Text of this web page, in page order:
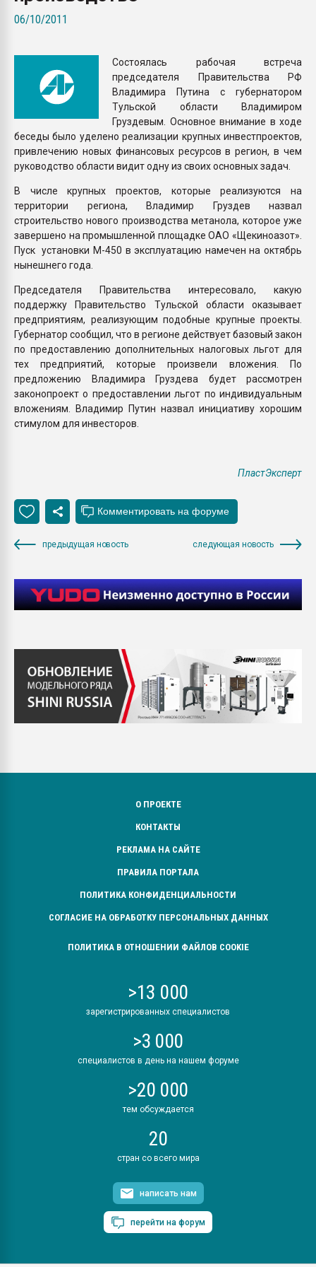
06/10/2011
Cостоялась рабочая встреча
председателя Правительства РФ
Владимира Путина с губернатором
Тульской области Владимиром
Груздевым. Основное внимание в ходе
беседы было уделено реализации крупных инвестпроектов,
привлечению новых финансовых ресурсов в регион, в чем
руководство области видит одну из своих основных задач.
В числе крупных проектов, которые реализуются на
территории региона, Владимир Груздев назвал
строительство нового производства метанола, которое уже
завершено на промышленной площадке ОАО «Щекиноазот».
Пуск установки М-450 в эксплуатацию намечен на октябрь
нынешнего года.
Председателя Правительства интересовало, какую
поддержку Правительство Тульской области оказывает
предприятиям, реализующим подобные крупные проекты.
Губернатор сообщил, что в регионе действует базовый закон
по предоставлению дополнительных налоговых льгот для
тех предприятий, которые произвели вложения. По
предложению Владимира Груздева будет рассмотрен
законопроект о предоставлении льгот по индивидуальным
вложениям. Владимир Путин назвал инициативу хорошим
стимулом для инвесторов.
ПластЭксперт
предыдущая новость следующая новость
О ПРОЕКТЕ
КОНТАКТЫ
РЕКЛАМА НА САЙТЕ
ПРАВИЛА ПОРТАЛА
ПОЛИТИКА КОНФИДЕНЦИАЛЬНОСТИ
СОГЛАСИЕ НА ОБРАБОТКУ ПЕРСОНАЛЬНЫХ ДАННЫХ
ПОЛИТИКА В ОТНОШЕНИИ ФАЙЛОВ COOKIE
>13 000
зарегистрированных специалистов
>3 000
специалистов в день на нашем форуме
>20 000
тем обсуждается
20
стран со всего мира
написать нам
перейти на форум